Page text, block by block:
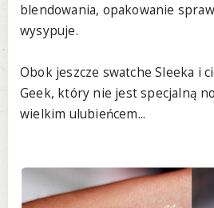
blendowania, opakowanie
wysypuje.
Obok jeszcze swatche Sleeka i
Geek, który nie jest specjalną
wielkim ulubieńcem...